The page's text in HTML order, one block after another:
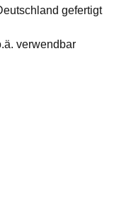
gefertigt
verwendbar